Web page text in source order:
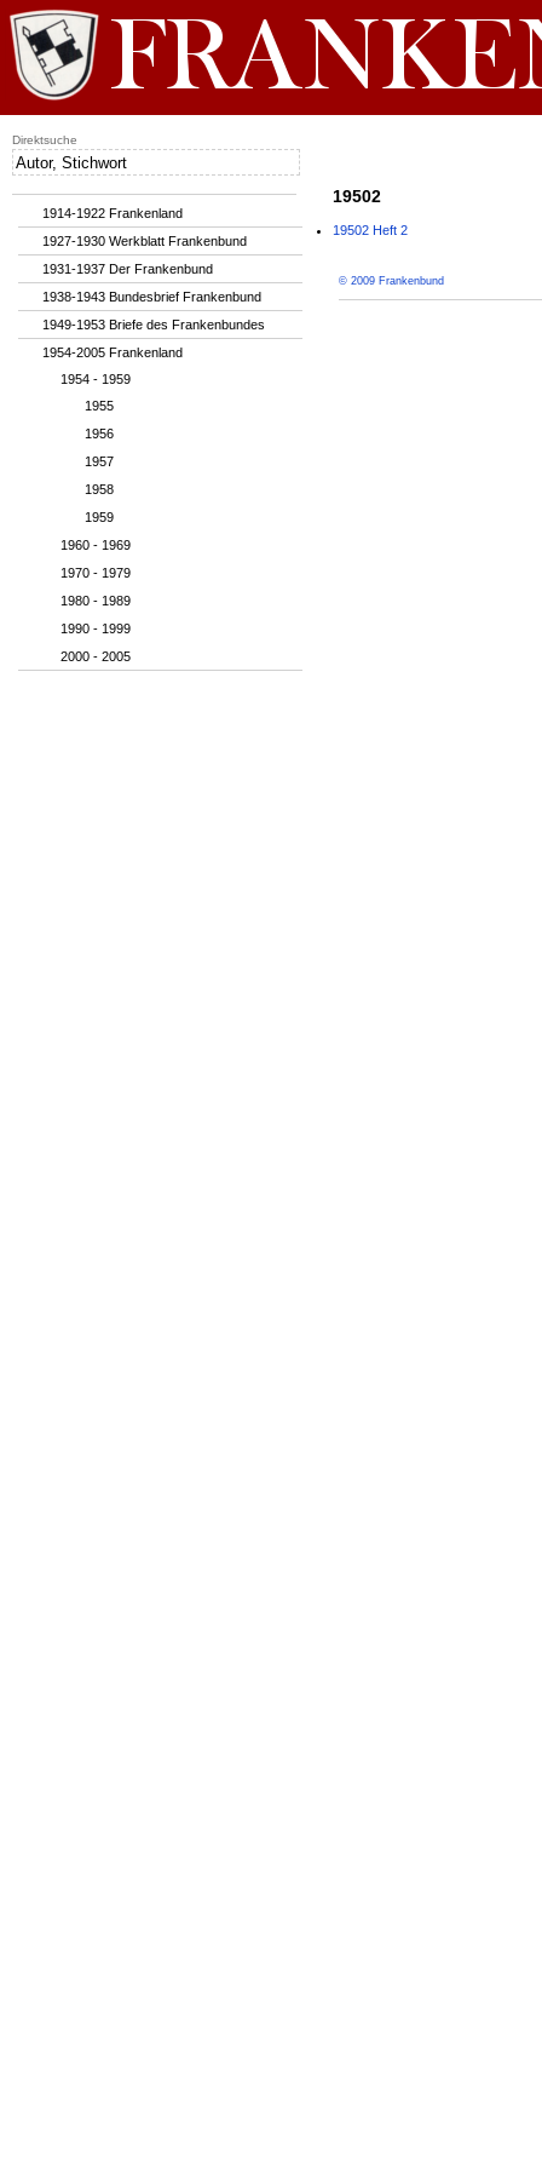
19502
19502 Heft 2
© 2009 Frankenbund
1914-1922 Frankenland
1927-1930 Werkblatt Frankenbund
1931-1937 Der Frankenbund
1938-1943 Bundesbrief Frankenbund
1949-1953 Briefe des Frankenbundes
1954-2005 Frankenland
1954 - 1959
1955
1956
1957
1958
1959
1960 - 1969
1970 - 1979
1980 - 1989
1990 - 1999
2000 - 2005
Direktsuche